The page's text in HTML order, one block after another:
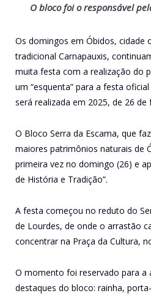
O bloco foi o responsável
Os domingos em Óbidos, cidade
tradicional Carnapauxis,
muita festa com a realização do
um “esquenta” para a festa
será realizada em 2025, de 26
O Bloco Serra da Escama, que
maiores patrimônios naturais de
primeira vez no domingo (26) e
de História e Tradição”.
A festa começou no reduto do
de Lourdes, de onde o arrastão
concentrar na Praça da Cultura,
O momento foi reservado para a
destaques do bloco: rainha,